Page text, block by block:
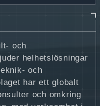
och
helhetslösningar
och
har ett globalt
och omkring